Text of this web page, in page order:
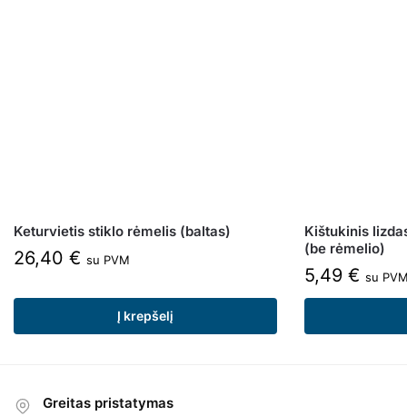
Keturvietis stiklo rėmelis (baltas)
26,40 € su PVM
Į krepšelį
Kištukinis
(be rėmelio)
5,49 € su
Greitas pristatymas